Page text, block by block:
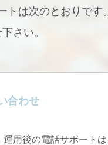
トは次のとおりです。
さい。
合わせ
運用後の電話サポート